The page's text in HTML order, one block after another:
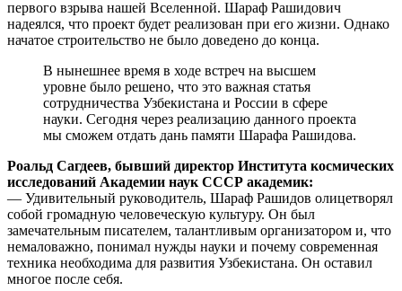
первого взрыва нашей Вселенной. Шараф Рашидович
надеялся, что проект будет реализован при его жизни. Однако
начатое строительство не было доведено до конца.
В нынешнее время в ходе встреч на высшем
уровне было решено, что это важная статья
сотрудничества Узбекистана и России в сфере
науки. Сегодня через реализацию данного проекта
мы сможем отдать дань памяти Шарафа Рашидова.
Роальд Сагдеев, бывший директор Института космических
исследований Академии наук СССР академик:
— Удивительный руководитель, Шараф Рашидов олицетворял
собой громадную человеческую культуру. Он был
замечательным писателем, талантливым организатором и, что
немаловажно, понимал нужды науки и почему современная
техника необходима для развития Узбекистана. Он оставил
многое после себя.